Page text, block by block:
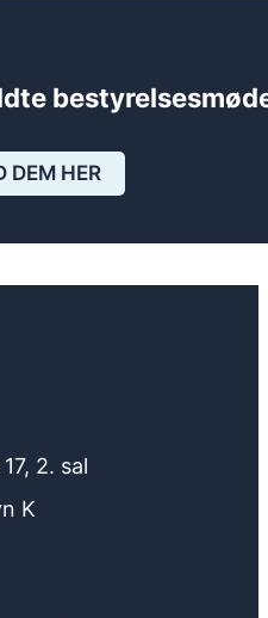
DEM HER
2. sal
K